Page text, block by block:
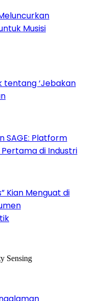
Musisi
tentang ‘Jebakan
SAGE: Platform
di Industri
Kian Menguat di